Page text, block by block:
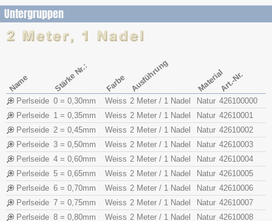
Untergruppen
Name Stärke Nr.: Farbe Ausführung MaterialArt.-Nr.
Perlseide 0 = 0,30mm Weiss 2 Meter / 1 Nadel Natur 426100000
Perlseide 1 = 0,35mm Weiss 2 Meter / 1 Nadel Natur 42610001
Perlseide 2 = 0,45mm Weiss 2 Meter / 1 Nadel Natur 42610002
Perlseide 3 = 0,50mm Weiss 2 Meter / 1 Nadel Natur 42610003
Perlseide 4 = 0,60mm Weiss 2 Meter / 1 Nadel Natur 42610004
Perlseide 5 = 0,65mm Weiss 2 Meter / 1 Nadel Natur 42610005
Perlseide 6 = 0,70mm Weiss 2 Meter / 1 Nadel Natur 42610006
Perlseide 7 = 0,75mm Weiss 2 Meter / 1 Nadel Natur 42610007
Perlseide 8 = 0,80mm Weiss 2 Meter / 1 Nadel Natur 42610008